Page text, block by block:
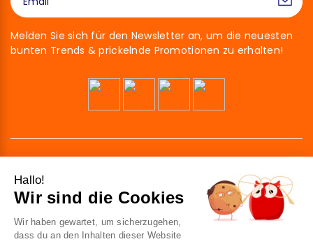
Melden Sie sich für den Newsletter an, um die neuesten
bunten Trends & prickelnde Promotionen zu erhalten!
41 av. de l’agent Sarre
92700 Colombes
Hallo!
Wir sind die Cookies
Wir haben gewartet, um sicherzugehen,
dass du an den Inhalten dieser Website